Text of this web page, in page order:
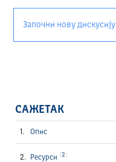
Започни нову дискусију
САЖЕТАК
Опис
Ресурси 2